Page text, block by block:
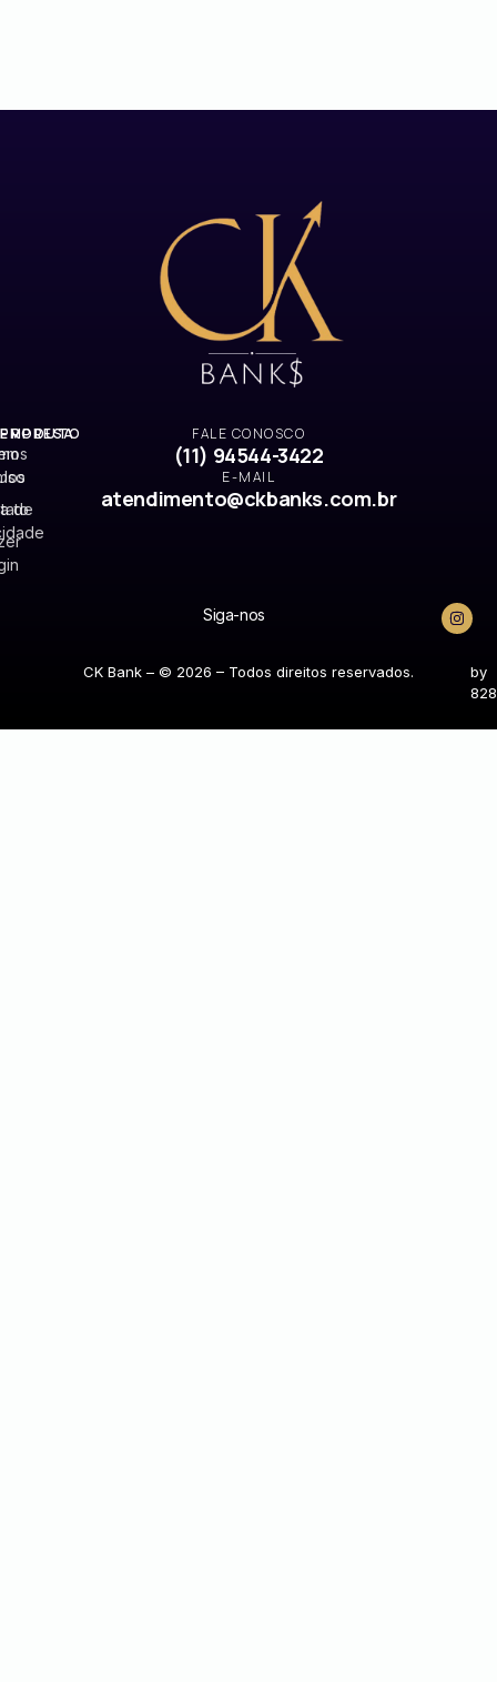
EMPRESA
PRODUTO
de
FALE CONOSCO
(11) 94544-3422
E-MAIL
atendimento@ckbanks.com.br
CK Bank – © 2026 – Todos direitos reservados.
by
Siga-nos